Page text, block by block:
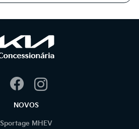
NOVOS
Sportage MHEV